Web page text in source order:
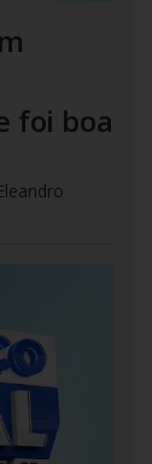
foi boa